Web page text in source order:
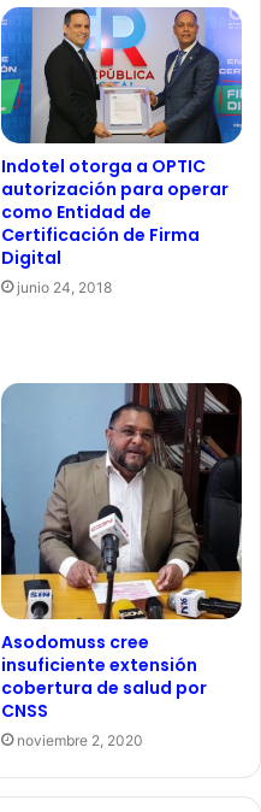
Indotel otorga a OPTIC
autorización para operar
como Entidad de
Certificación de Firma
Digital
junio 24, 2018
Asodomuss cree
insuficiente extensión
cobertura de salud por
CNSS
noviembre 2, 2020